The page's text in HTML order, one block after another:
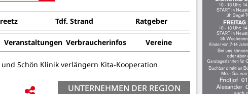
Tdf. Strand Ratgeber
Veranstaltungen Verbraucherinfos Vereine
Schön Klinik verlängern Kita-Kooperation
UNTERNEHMEN DER REGION